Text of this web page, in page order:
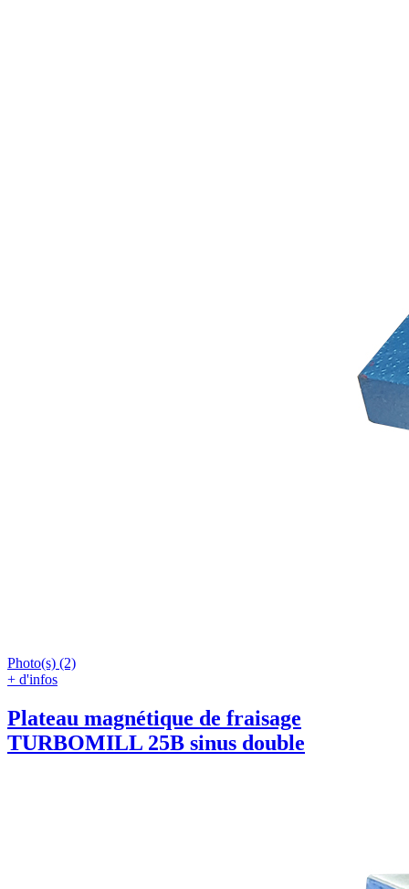
Photo(s) (2)
+ d'infos
Plateau magnétique de fraisage
TURBOMILL 25B sinus double